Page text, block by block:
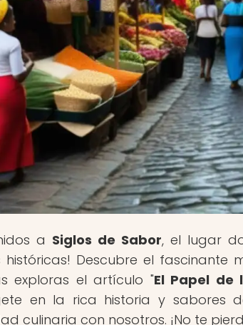
a Siglos de Sabor, el lugar
históricas! Descubre el fascinante
exploras el artículo "El Papel de
en la rica historia y sabores
culinaria con nosotros. ¡No te